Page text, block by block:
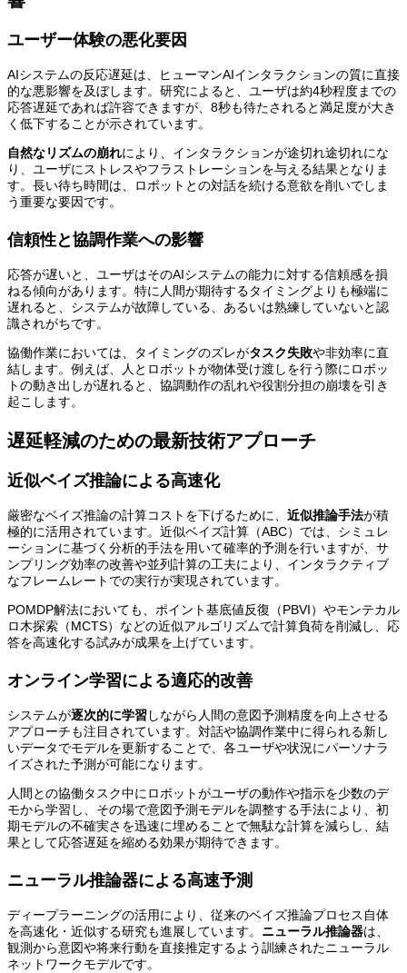
ユーザー体験の悪化要因
AIシステムの反応遅延は、ヒューマンAIインタラクションの質に直接
的な悪影響を及ぼします。研究によると、ユーザは約4秒程度までの
応答遅延であれば許容できますが、8秒も待たされると満足度が大き
く低下することが示されています。
自然なリズムの崩れにより、インタラクションが途切れ途切れにな
り、ユーザにストレスやフラストレーションを与える結果となりま
す。長い待ち時間は、ロボットとの対話を続ける意欲を削いでしま
う重要な要因です。
信頼性と協調作業への影響
応答が遅いと、ユーザはそのAIシステムの能力に対する信頼感を損
ねる傾向があります。特に人間が期待するタイミングよりも極端に
遅れると、システムが故障している、あるいは熟練していないと認
識されがちです。
協働作業においては、タイミングのズレがタスク失敗や非効率に直
結します。例えば、人とロボットが物体受け渡しを行う際にロボッ
トの動き出しが遅れると、協調動作の乱れや役割分担の崩壊を引き
起こします。
遅延軽減のための最新技術アプローチ
近似ベイズ推論による高速化
厳密なベイズ推論の計算コストを下げるために、 近似推論手法が積
極的に活用されています。近似ベイズ計算（ABC）では、シミュレ
ーションに基づく分析的手法を用いて確率的予測を行いますが、サ
ンプリング効率の改善や並列計算の工夫により、インタラクティブ
なフレームレートでの実行が実現されています。
POMDP解法においても、ポイント基底値反復（PBVI）やモンテカル
ロ木探索（MCTS）などの近似アルゴリズムで計算負荷を削減し、応
答を高速化する試みが成果を上げています。
オンライン学習による適応的改善
システムが逐次的に学習しながら人間の意図予測精度を向上させる
アプローチも注目されています。対話や協調作業中に得られる新し
いデータでモデルを更新することで、各ユーザや状況にパーソナラ
イズされた予測が可能になります。
人間との協働タスク中にロボットがユーザの動作や指示を少数のデ
モから学習し、その場で意図予測モデルを調整する手法により、初
期モデルの不確実さを迅速に埋めることで無駄な計算を減らし、結
果として応答遅延を縮める効果が期待できます。
ニューラル推論器による高速予測
ディープラーニングの活用により、従来のベイズ推論プロセス自体
を高速化・近似する研究も進展しています。 ニューラル推論器は、
観測から意図や将来行動を直接推定するよう訓練されたニューラル
ネットワークモデルです。